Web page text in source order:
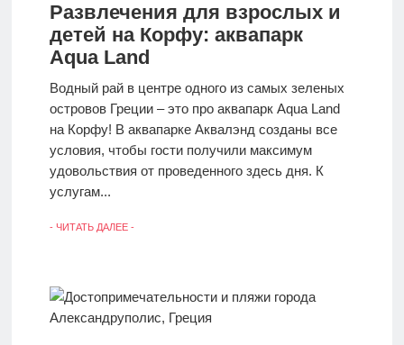
Развлечения для взрослых и
детей на Корфу: аквапарк
Aqua Land
Водный рай в центре одного из самых зеленых
островов Греции – это про аквапарк Aqua Land
на Корфу! В аквапарке Аквалэнд созданы все
условия, чтобы гости получили максимум
удовольствия от проведенного здесь дня. К
услугам...
- ЧИТАТЬ ДАЛЕЕ -